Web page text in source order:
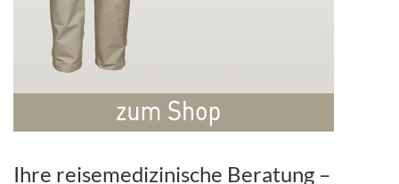
Ihre reisemedizinische Beratung –